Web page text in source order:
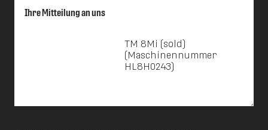
Ihre Mitteilung an uns